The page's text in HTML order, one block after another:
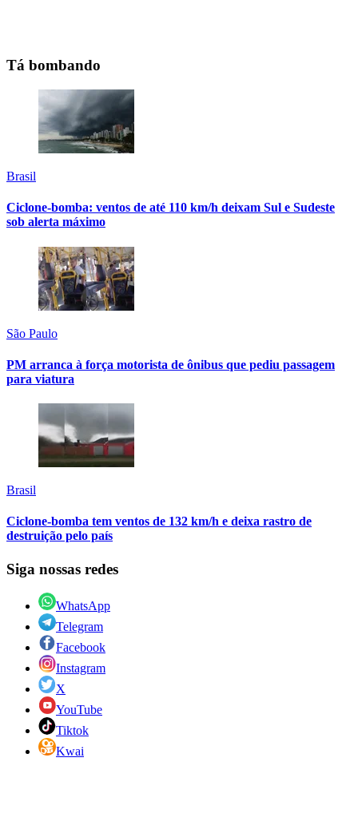
Tá bombando
Brasil
Ciclone-bomba: ventos de até 110 km/h deixam Sul e Sudeste
sob alerta máximo
São Paulo
PM arranca à força motorista de ônibus que pediu passagem
para viatura
Brasil
Ciclone-bomba tem ventos de 132 km/h e deixa rastro de
destruição pelo país
Siga nossas redes
WhatsApp
Telegram
Facebook
Instagram
X
YouTube
Tiktok
Kwai